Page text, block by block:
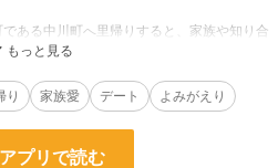
ある中川町へ里帰りすると、家族や知り合
なか気が進まない。
焚かれる中、町に1軒しかないコンビニへ
・奈緒と出会った。二人は次第に惹かれあ
まれて初めての「彼女」が出来た。しかし
この世に居ることができない、と告げた。
り 家族愛 デート よみがえり
アプリで読む